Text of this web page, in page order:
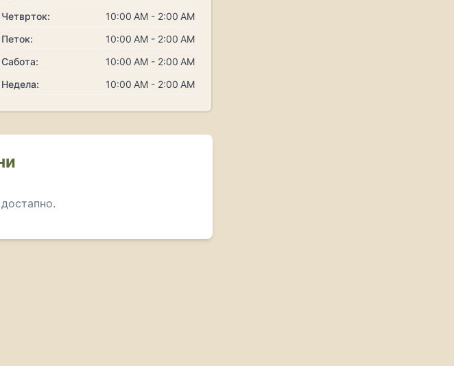
Четврток:
10:00 AM - 2:00 AM
Петок:
10:00 AM - 2:00 AM
Сабота:
10:00 AM - 2:00 AM
Недела:
10:00 AM - 2:00 AM